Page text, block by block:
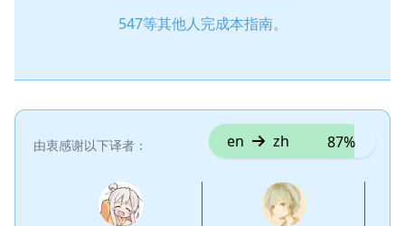
547等其他人完成本指南。
由衷感谢以下译者： en zh 87%